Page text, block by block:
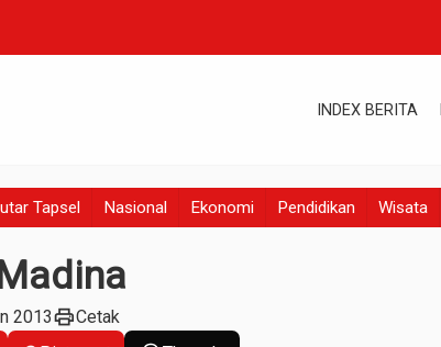
INDEX BERITA
Tapsel Nasional Ekonomi Pendidikan Wisata
2013printCetak